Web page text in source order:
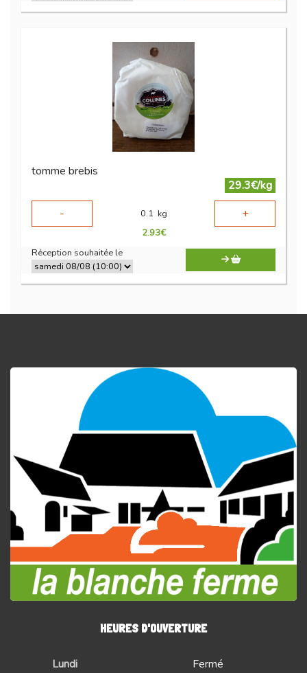
tomme brebis
29.3€/kg
-
0.1 kg +
2.93€
Réception souhaitée le
HEURES D'OUVERTURE
Lundi
Fermé